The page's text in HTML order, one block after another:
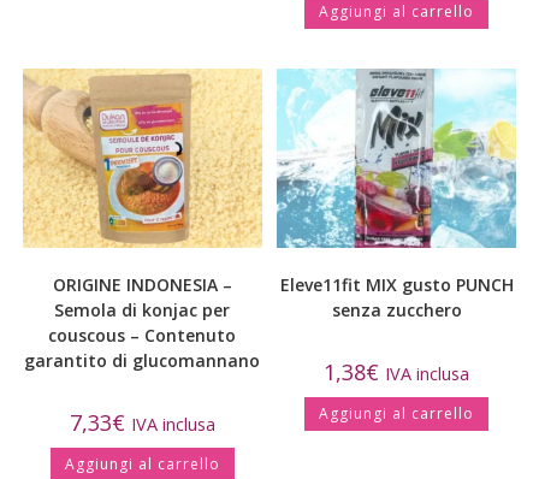
Aggiungi al carrello
ORIGINE INDONESIA –
Semola di konjac per
couscous – Contenuto
garantito di glucomannano
7,33€ IVA inclusa
Aggiungi al carrello
Eleve11fit MIX gusto PUNCH
senza zucchero
1,38€ IVA inclusa
Aggiungi al carrello